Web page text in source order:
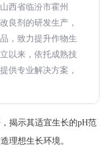
西省临汾市霍州
良剂的研发生产，
，致力提升作物生
以来，依托成熟技
供专业解决方案，
揭示其适宜生长的pH范
理想生长环境。